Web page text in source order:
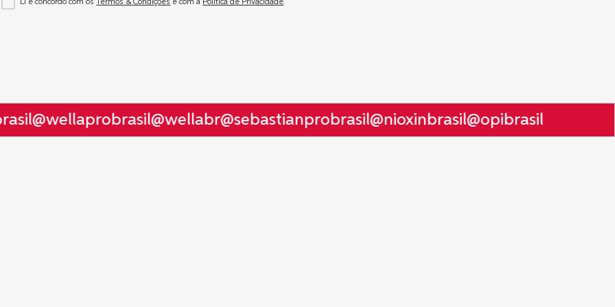
Li e concordo com os Termos & Condições e com a Política de Privacidade.
@wellaprobrasil@wellabr@sebastianprobrasil@nioxinbrasil@opibrasil